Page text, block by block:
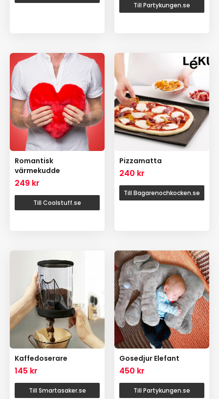
Till Partykungen.se
Romantisk
värmekudde
249 kr
Till Coolstuff.se
Pizzamatta
240 kr
Till Bagarenochkocken.se
Kaffedoserare
145 kr
Till Smartasaker.se
Gosedjur Elefant
450 kr
Till Partykungen.se